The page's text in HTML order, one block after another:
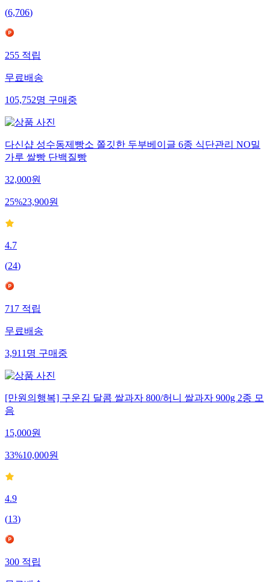
(6,706)
255적립
무료배송
105,752명구매중
다신샵 성수동제빵소 쫄깃한 두부베이글 6종 식단관리 NO밀
가루 쌀빵 단백질빵
32,000원
25%23,900원
4.7
(24)
717적립
무료배송
3,911명구매중
[만원의행복] 구운김 달콤 쌀과자 800/허니 쌀과자 900g 2종 모
음
15,000원
33%10,000원
4.9
(13)
300적립